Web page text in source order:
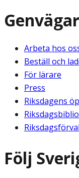
Genvägar
Arbeta hos
Beställ och
För lärare
Press
Riksdagens
Följ